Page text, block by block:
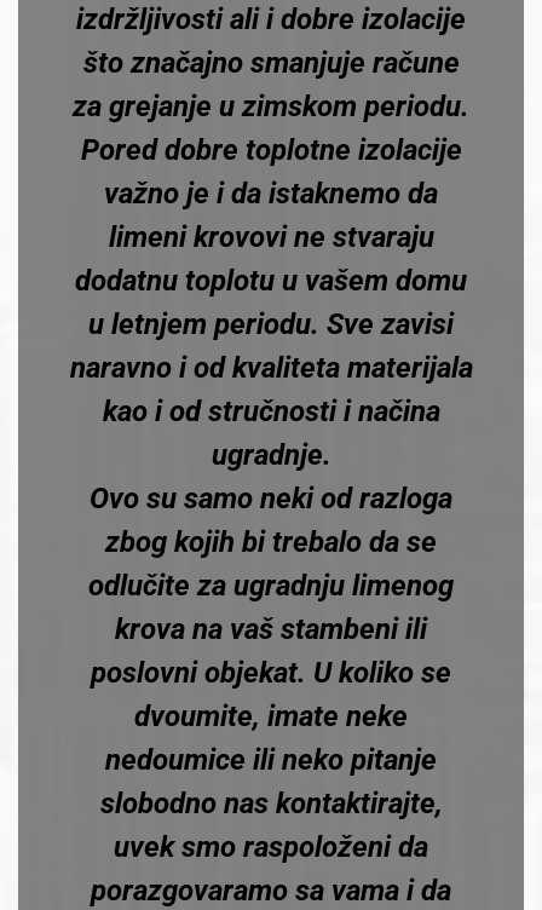
izdržljivosti ali i dobre izolacije
što značajno smanjuje račune
za grejanje u zimskom periodu.
Pored dobre toplotne izolacije
važno je i da istaknemo da
limeni krovovi ne stvaraju
dodatnu toplotu u vašem domu
u letnjem periodu. Sve zavisi
naravno i od kvaliteta materijala
kao i od stručnosti i načina
ugradnje.
Ovo su samo neki od razloga
zbog kojih bi trebalo da se
odlučite za ugradnju limenog
krova na vaš stambeni ili
poslovni objekat. U koliko se
dvoumite, imate neke
nedoumice ili neko pitanje
slobodno nas kontaktirajte,
uvek smo raspoloženi da
porazgovaramo sa vama i da